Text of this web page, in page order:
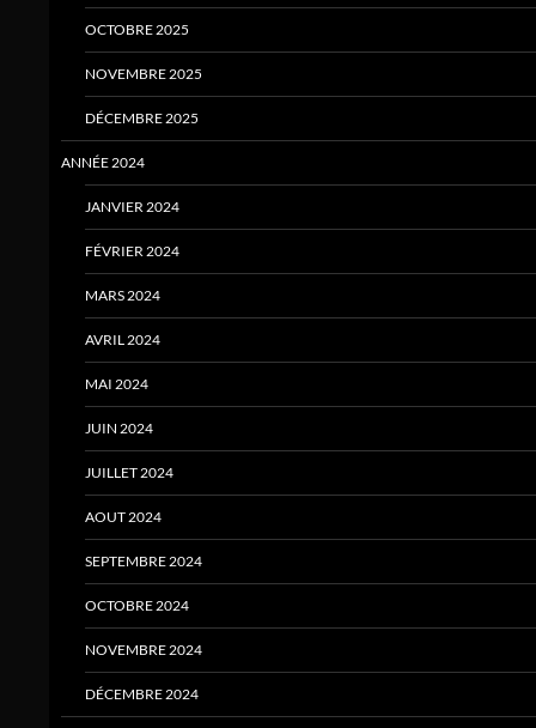
OCTOBRE 2025
NOVEMBRE 2025
DÉCEMBRE 2025
ANNÉE 2024
JANVIER 2024
FÉVRIER 2024
MARS 2024
AVRIL 2024
MAI 2024
JUIN 2024
JUILLET 2024
AOUT 2024
SEPTEMBRE 2024
OCTOBRE 2024
NOVEMBRE 2024
DÉCEMBRE 2024